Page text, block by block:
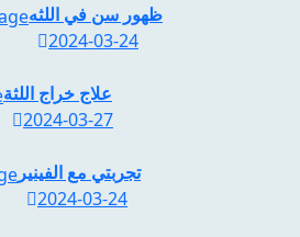
ظهور سن في اللثه
2024-03-24
علاج خراج اللثة
2024-03-27
تجربتي مع الفينير
2024-03-24